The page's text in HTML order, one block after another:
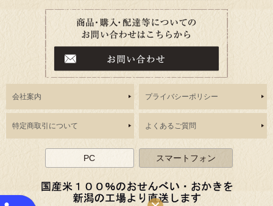
会社案内 プライバシーポリシー
特定商取引について よくあるご質問
PC スマートフォン